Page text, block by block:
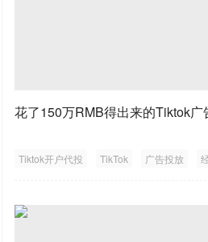
花了150万RMB得出来的Tiktok广
Tiktok开户代投 TikTok 广告投放